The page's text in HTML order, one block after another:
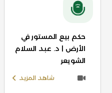
حكم بيع المستور في
الأرض | د. عبد السلام
الشويعر
شاهد المزيد